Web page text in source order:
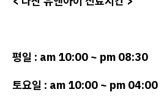
평일 : am 10:00 ~ pm 08:30
토요일 : am 10:00 ~ pm 04:00